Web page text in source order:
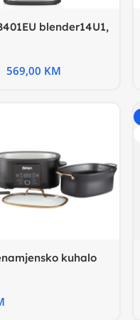
blender14U1,
569,00 KM
kuhalo